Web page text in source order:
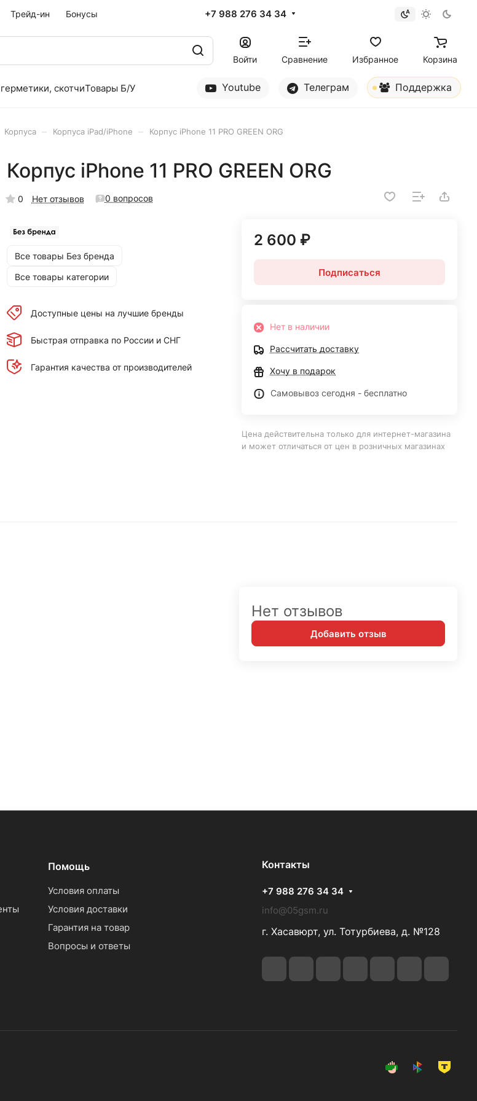
Трейд-ин Бонусы +7 988 276 34 34
Войти Сравнение Избранное Корзина
скотчиТовары Б/У Youtube Телеграм Поддержка
Корпуса Корпуса iPad/iPhone Корпус iPhone 11 PRO GREEN ORG
Корпус iPhone 11 PRO GREEN ORG
0 Нет отзывов 0 вопросов
Все товары Без бренда
Все товары категории
Доступные цены на лучшие бренды
Быстрая отправка по России и СНГ
Гарантия качества от производителей
2 600 ₽
Подписаться
Нет в наличии
Рассчитать доставку
Хочу в подарок
Самовывоз сегодня - бесплатно
Цена действительна только для интернет-магазина
и может отличаться от цен в розничных магазинах
Нет отзывов
Добавить отзыв
Помощь
Условия оплаты
Условия доставки
Гарантия на товар
Вопросы и ответы
Контакты
+7 988 276 34 34
info@05gsm.ru
г. Хасавюрт, ул. Тотурбиева, д. №128